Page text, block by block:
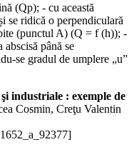
(Qp); - cu această
se ridică o perpendiculară
(punctul A) (Q = f (h)); -
până se
se gradul de umplere „u”
industriale : exemple de
Cosmin, Creţu Valentin